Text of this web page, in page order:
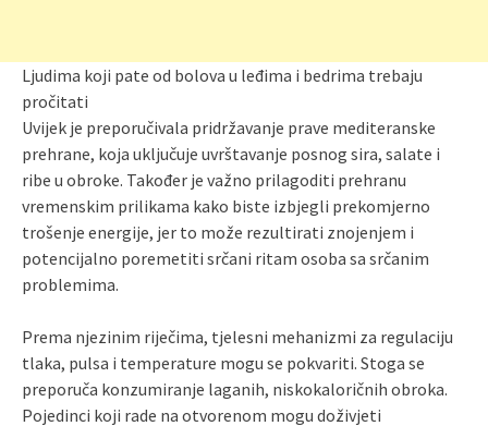
Ljudima koji pate od bolova u leđima i bedrima trebaju
pročitati
Uvijek je preporučivala pridržavanje prave mediteranske
prehrane, koja uključuje uvrštavanje posnog sira, salate i
ribe u obroke. Također je važno prilagoditi prehranu
vremenskim prilikama kako biste izbjegli prekomjerno
trošenje energije, jer to može rezultirati znojenjem i
potencijalno poremetiti srčani ritam osoba sa srčanim
problemima.
Prema njezinim riječima, tjelesni mehanizmi za regulaciju
tlaka, pulsa i temperature mogu se pokvariti. Stoga se
preporuča konzumiranje laganih, niskokaloričnih obroka.
Pojedinci koji rade na otvorenom mogu doživjeti